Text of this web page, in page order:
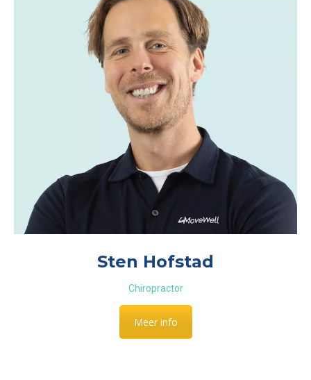
Sten Hofstad
Chiropractor
Meer info